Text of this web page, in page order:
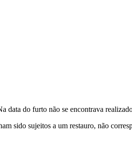
do furto não se encontrava
sido sujeitos a um restauro, não